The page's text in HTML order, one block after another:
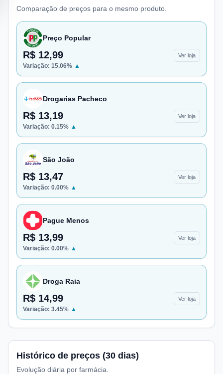
Comparação de preços para o mesmo produto.
Preço Popular
R$ 12,99 Ver loja
Variação: 15.06% ▲
Drogarias Pacheco
R$ 13,19 Ver loja
Variação: 0.15% ▲
São João
R$ 13,47 Ver loja
Variação: 0.00% ▲
Pague Menos
R$ 13,99 Ver loja
Variação: 0.00% ▲
Droga Raia
R$ 14,99 Ver loja
Variação: 3.45% ▲
Histórico de preços (30 dias)
Evolução diária por farmácia.